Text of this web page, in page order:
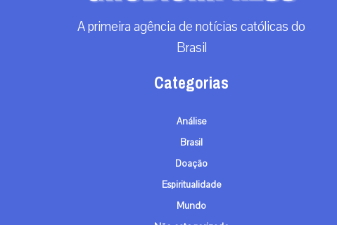
A primeira agência de notícias católicas do
Brasil
Categorias
Análise
Brasil
Doação
Espiritualidade
Mundo